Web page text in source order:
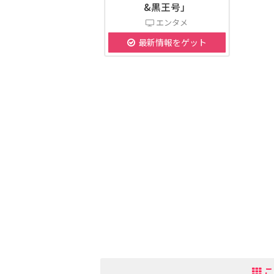
&黒王号」
エンタメ
最新情報をゲット